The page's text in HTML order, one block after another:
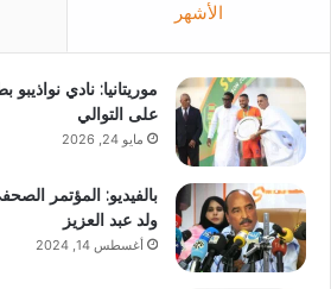
الأشهر
موريتانيا: نادي
على التوالي
مايو 24, 2026
بالفيديو: المؤتمر
ولد عبد العزيز
أغسطس 14, 2024